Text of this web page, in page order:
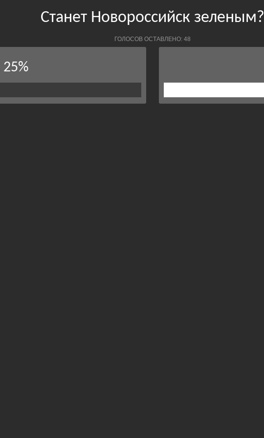
Станет Новороссийск зеленым?
ГОЛОСОВ ОСТАВЛЕНО: 48
25%